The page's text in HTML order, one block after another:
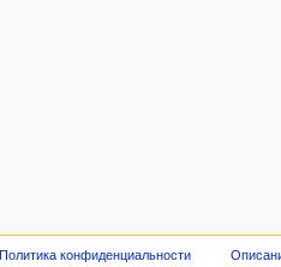
Политика конфиденциальности